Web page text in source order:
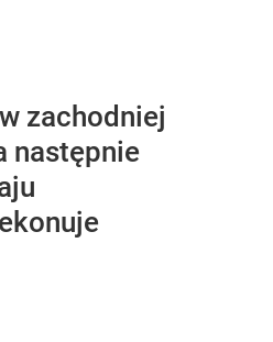
zachodniej
następnie